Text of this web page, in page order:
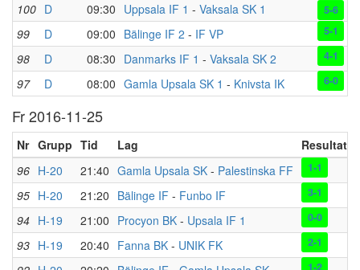
100 D 09:30 Uppsala IF 1 - Vaksala SK 1 5-6
99
D 09:00 Bälinge IF 2 - IF VP 5-1
98 D 08:30 Danmarks IF 1 - Vaksala SK 2 4-1
97 D 08:00 Gamla Upsala SK 1 - Knivsta IK 6-0
Fr 2016-11-25
Nr Grupp Tid Lag Resultat
96 H-20 21:40 Gamla Upsala SK - Palestinska FF 1-1
95 H-20 21:20 Bälinge IF - Funbo IF 3-1
94 H-19 21:00 Procyon BK - Upsala IF 1 0-0
93 H-19 20:40 Fanna BK - UNIK FK 2-1
1-2